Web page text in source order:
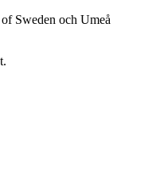
Sweden och Umeå